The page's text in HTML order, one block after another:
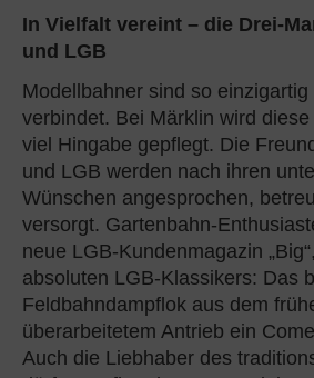
In Vielfalt vereint – die Drei-
und LGB
Modellbahner sind so
verbindet. Bei Märklin wird
viel Hingabe gepflegt. Die
und LGB werden nach ihren
Wünschen angesprochen,
versorgt. Gartenbahn-
neue LGB-Kundenmagazin
absoluten LGB-Klassikers: Das
Feldbahndampflok aus dem
überarbeitetem Antrieb ein
Auch die Liebhaber des